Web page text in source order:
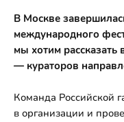
В Москве
международного
мы хотим рассказать
— кураторов
Команда Российской
в организации и